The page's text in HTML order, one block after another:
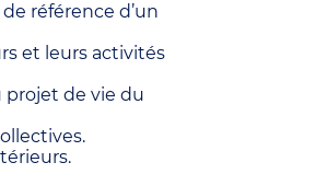
référence d’un
et leurs activités
projet de vie du